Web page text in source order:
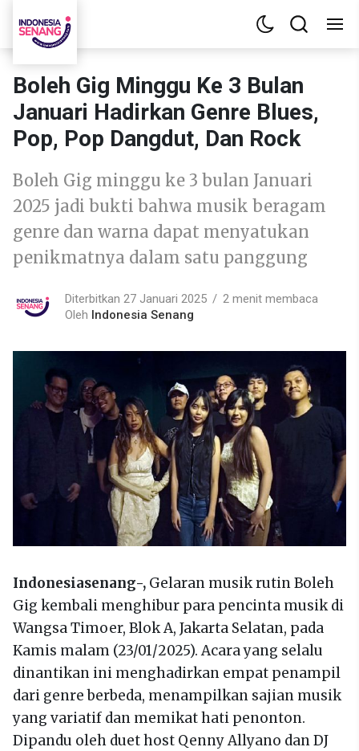
Boleh Gig Minggu Ke 3 Bulan
Januari Hadirkan Genre Blues,
Pop, Pop Dangdut, Dan Rock
Boleh Gig minggu ke 3 bulan Januari
2025 jadi bukti bahwa musik beragam
genre dan warna dapat menyatukan
penikmatnya dalam satu panggung
Diterbitkan 27 Januari 2025
2 menit membaca
Oleh Indonesia Senang
Indonesiasenang-, Gelaran musik rutin Boleh
Gig kembali menghibur para pencinta musik di
Wangsa Timoer, Blok A, Jakarta Selatan, pada
Kamis malam (23/01/2025). Acara yang selalu
dinantikan ini menghadirkan empat penampil
dari genre berbeda, menampilkan sajian musik
yang variatif dan memikat hati penonton.
Dipandu oleh duet host Qenny Allyano dan DJ